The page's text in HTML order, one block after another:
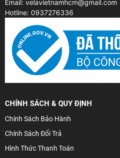
Email: velavietnamhcm@gmail.com
Hotline: 0937276336
CHÍNH SÁCH & QUY ĐỊNH
Chính Sách Bảo Hành
Chính Sách Đổi Trả
Hình Thức Thanh Toán